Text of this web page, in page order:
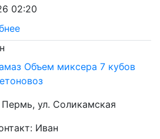
02:20
Объем миксера 7 кубов
Пермь, ул. Соликамская
Иван